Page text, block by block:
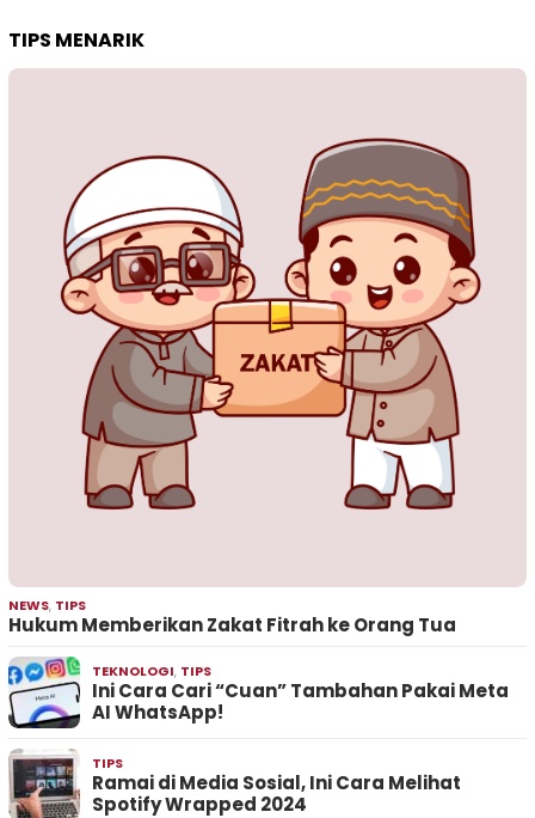
TIPS MENARIK
NEWS, TIPS
Hukum Memberikan Zakat Fitrah ke Orang Tua
TEKNOLOGI, TIPS
Ini Cara Cari “Cuan” Tambahan Pakai Meta
AI WhatsApp!
TIPS
Ramai di Media Sosial, Ini Cara Melihat
Spotify Wrapped 2024